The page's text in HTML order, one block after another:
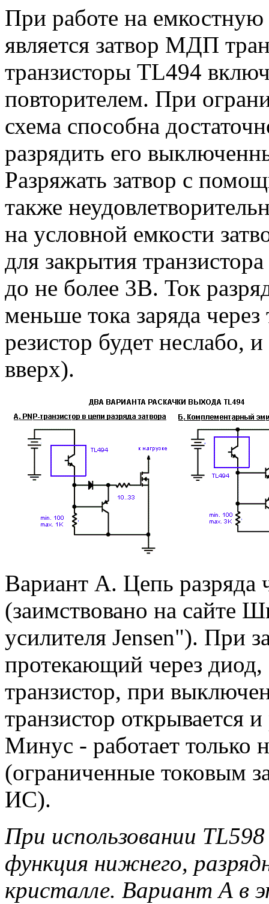
При работе на емкостную
является затвор МДП
транзисторы TL494
повторителем. При
схема способна
разрядить его
Разряжать затвор с
также
на условной емкости
для закрытия
до не более 3В. Ток
меньше тока заряда через
резистор будет неслабо,
вверх).
Вариант А. Цепь разряда
(заимствовано на сайте
усилителя Jensen"). При
протекающий через
транзистор, при
транзистор открывается
Минус - работает только
(ограниченные токовым
ИС).
При использовании
функция нижнего,
кристалле. Вариант А в